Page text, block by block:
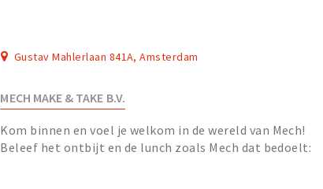
Gustav Mahlerlaan 841A, Amsterdam
MECH MAKE & TAKE B.V.
Kom binnen en voel je welkom in de wereld van Mech!
Beleef het ontbijt en de lunch zoals Mech dat bedoelt: